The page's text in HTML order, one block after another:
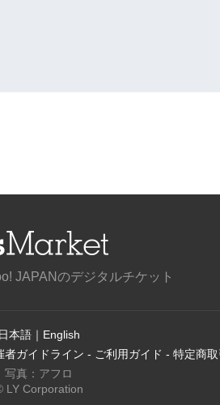
JAPANのデジタルチケット
日本語 ｜ English
者ガイドライン - ご利用ガイド - 特定商
写真：アフロ
LY Corporation